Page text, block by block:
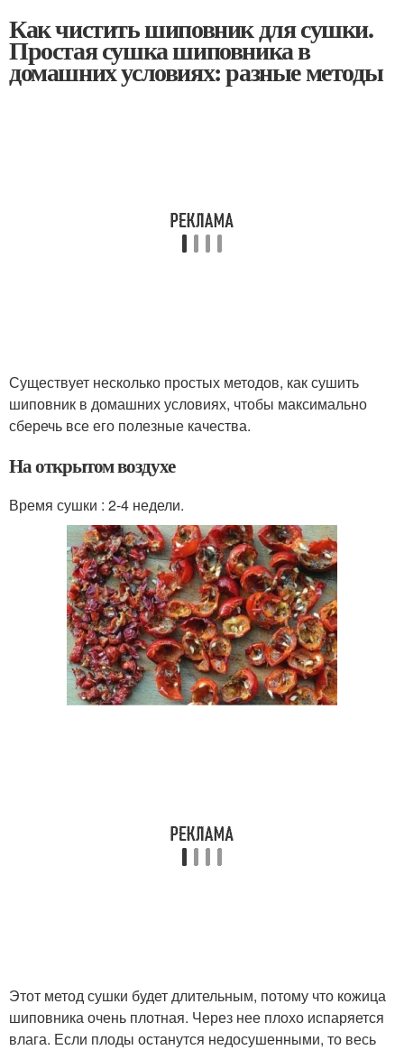
Как чистить шиповник для сушки.
Простая сушка шиповника в
домашних условиях: разные методы
Существует несколько простых методов, как сушить
шиповник в домашних условиях, чтобы максимально
сберечь все его полезные качества.
На открытом воздухе
Время сушки : 2-4 недели.
Этот метод сушки будет длительным, потому что кожица
шиповника очень плотная. Через нее плохо испаряется
влага. Если плоды останутся недосушенными, то весь